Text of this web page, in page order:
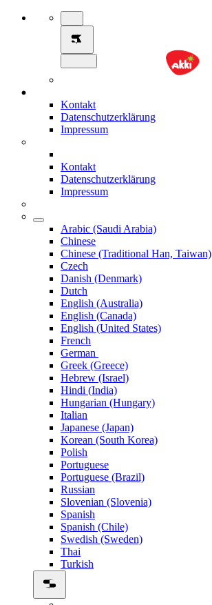
Kontakt
Datenschutzerklärung
Impressum
Kontakt
Datenschutzerklärung
Impressum
Arabic (Saudi Arabia)
Chinese
Chinese (Traditional Han, Taiwan)
Czech
Danish (Denmark)
Dutch
English (Australia)
English (Canada)
English (United States)
French
German
Greek (Greece)
Hebrew (Israel)
Hindi (India)
Hungarian (Hungary)
Italian
Japanese (Japan)
Korean (South Korea)
Polish
Portuguese
Portuguese (Brazil)
Russian
Slovenian (Slovenia)
Spanish
Spanish (Chile)
Swedish (Sweden)
Thai
Turkish